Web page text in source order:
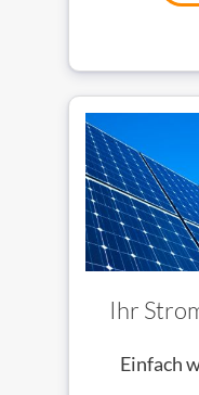
Ihr
Einfach